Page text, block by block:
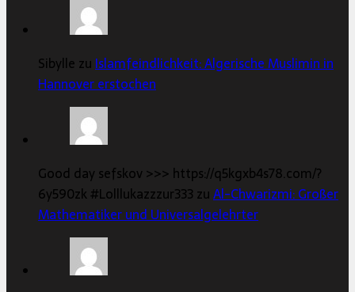
Sibylle zu Islamfeindlichkeit: Algerische Muslimin in
Hannover erstochen
Good day sefskov >>> https://q5kgxb4s78.com/?
6y590zk #Lolllukazzzur333 zuAl-Chwarizmi: Großer
Mathematiker und Universalgelehrter